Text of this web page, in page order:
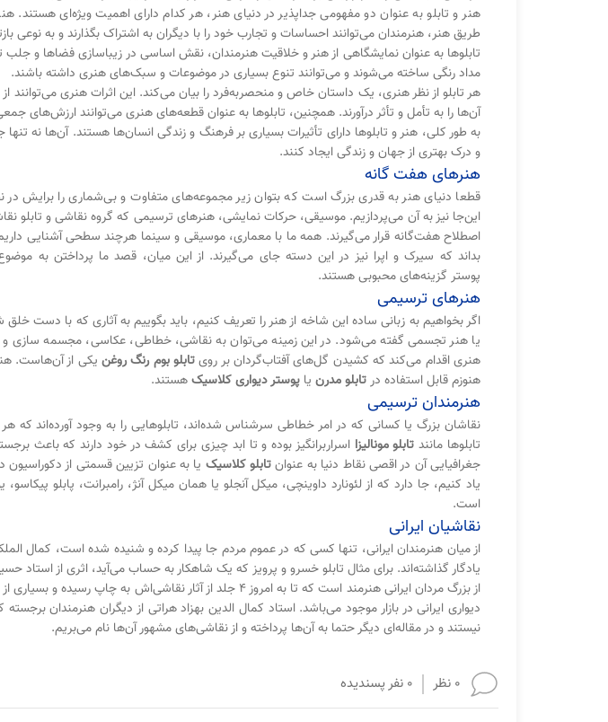
هنر و تابلو به عنوان دو مفهومی جداپذیر در دنیای هنر، هر کدام دارای اهمیت ویژه‌ای
طریق هنر، هنرمندان می‌توانند احساسات و تجارب خود را با دیگران به اشتراک بگذارند و به نوعی
تابلوها به عنوان نمایشگاهی از هنر و خلاقیت هنرمندان، نقش اساسی در زیباسازی فضاها و جلب
مداد رنگی ساخته می‌شوند و می‌توانند تنوع بسیاری در موضوعات و سبک‌های هنری داشته باشند.
هر تابلو از نظر هنری، یک داستان خاص و منحصربه‌فرد را بیان می‌کند. این اثرات هنری
آن‌ها را به تأمل و تأثر درآورند. همچنین، تابلوها به عنوان قطعه‌های هنری می‌توانند ارزش‌های
به طور کلی، هنر و تابلوها دارای تأثیرات بسیاری بر فرهنگ و زندگی انسان‌ها هستند. آن‌ها نه
و درک بهتری از جهان و زندگی ایجاد کنند.
هنرهای هفت گانه
قطعا دنیای هنر به قدری بزرگ است که بتوان زیر مجموعه‌های متفاوت و بی‌شماری را برایش
این‌جا نیز به آن می‌پردازیم. موسیقی، حرکات نمایشی، هنرهای ترسیمی که گروه نقاشی و
اصطلاح هفت‌گانه قرار می‌گیرند. همه ما با معماری، موسیقی و سینما هرچند سطحی آشنایی
بداند که سیرک و اپرا نیز در این دسته جای می‌گیرند. از این میان، قصد ما پرداختن به
پوستر گزینه‌های محبوبی هستند.
هنرهای ترسیمی
اگر بخواهیم به زبانی ساده این شاخه از هنر را تعریف کنیم، باید بگوییم به آثاری که با دست
یا هنر تجسمی گفته می‌شود. در این زمینه می‌توان به نقاشی، خطاطی، عکاسی، مجسمه سازی و
هنری اقدام می‌کند که کشیدن گل‌های آفتاب‌گردان بر رویتابلو بوم رنگ روغن یکی از آن‌هاست.
هنوزم قابل استفاده درتابلو مدرن یا پوستر دیواری کلاسیکهستند.
هنرمندان ترسیمی
نقاشان بزرگ یا کسانی که در امر خطاطی سرشناس شده‌اند، تابلوهایی را به وجود آورده‌اند
تابلوها مانند تابلو مونالیزا اسراربرانگیز بوده و تا ابد چیزی برای کشف در خود دارند که باعث
جغرافیایی آن در اقصی نقاط دنیا به عنوانتابلو کلاسیک یا به عنوان تزیین قسمتی از
یاد کنیم، جا دارد که از لئونارد داوینچی، میکل آنجلو یا همان میکل آنژ، رامبرانت، پابلو
است.
نقاشیان ایرانی
از میان هنرمندان ایرانی، تنها کسی که در عموم مردم جا پیدا کرده و شنیده شده است، کمال
یادگار گذاشته‌اند. برای مثال تابلو خسرو و پرویز که یک شاهکار به حساب می‌آید، اثری از استاد
از بزرگ مردان ایرانی هنرمند است که تا به امروز 4 جلد از
دیواری ایرانی در بازار موجود می‌باشد. استاد کمال الدین بهزاد هراتی از دیگران هنرمندان
نیستند و در مقاله‌ای دیگر حتما به آن‌ها پرداخته و از نقاشی‌های مشهور آن‌ها نام می‌بریم.
0 نظر 0 نفر پسندیده